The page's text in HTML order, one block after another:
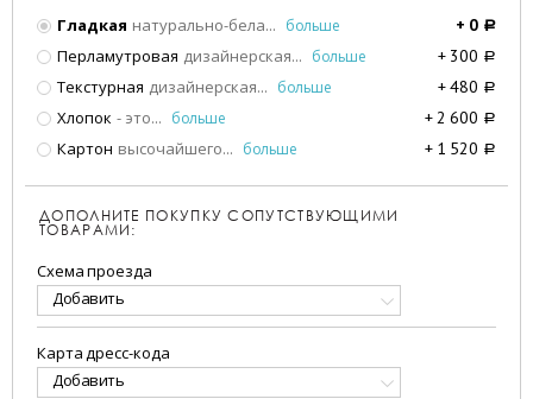
Гладкая натурально-бела... больше + 0 a
Перламутровая дизайнерская... больше + 300 a
Текстурная дизайнерская... больше + 480 a
Хлопок - это... больше + 2 600 a
Картон высочайшего... больше + 1 520 a
ДОПОЛНИТЕ ПОКУПКУ СОПУТСТВУЮЩИМИ
ТОВАРАМИ:
Схема проезда
Добавить
Карта дресс-кода
Добавить